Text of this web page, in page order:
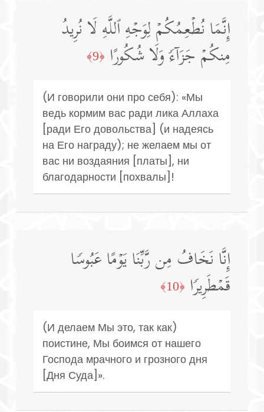
إِنَّمَا نُطۡعِمُكُمۡ لِوَجۡهِ ٱللَّهِ لَا نُرِیدُ
مِنكُمۡ جَزَاۤءࣰ وَلَا شُكُورًا ﴿9﴾
(И говорили они про себя): «Мы
ведь кормим вас ради лика Аллаха
[ради Его довольства] (и надеясь
на Его награду); не желаем мы от
вас ни воздаяния [платы], ни
благодарности [похвалы]!
إِنَّا نَخَافُ مِن رَّبِّنَا یَوۡمًا عَبُوسࣰا
قَمۡطَرِیرࣰا ﴿10﴾
(И делаем Мы это, так как)
поистине, Мы боимся от нашего
Господа мрачного и грозного дня
[Дня Суда]».